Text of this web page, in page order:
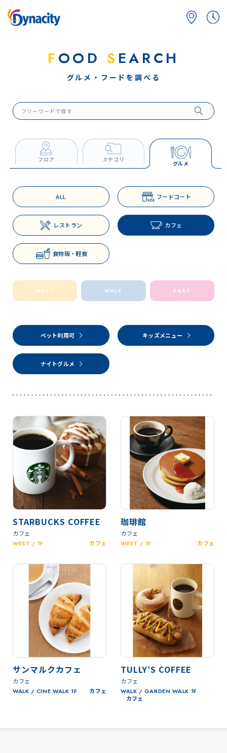
FOOD S EARCH
グルメ・フードを調べる
フロア カテゴリ
グルメ
ALL フードコート
レストラン カフェ
食物販・軽食
WEST WALK EAST
ペット利用可 キッズメニュー
ナイトグルメ
STARBUCKS COFFEE
カフェ
WEST / 1F
カフェ
珈琲館
カフェ
WEST / 1F
カフェ
サンマルクカフェ
カフェ
WALK / CINE WALK 1F
カフェ
TULLY’S COFFEE
カフェ
WALK / GARDEN WALK 1F
カフェ